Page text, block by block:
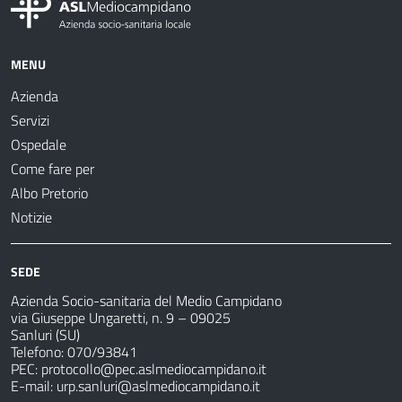
MENU
Azienda
Servizi
Ospedale
Come fare per
Albo Pretorio
Notizie
SEDE
Azienda Socio-sanitaria del Medio Campidano
via Giuseppe Ungaretti, n. 9 – 09025
Sanluri (SU)
Telefono: 070/93841
PEC: protocollo@pec.aslmediocampidano.it
E-mail: urp.sanluri@aslmediocampidano.it